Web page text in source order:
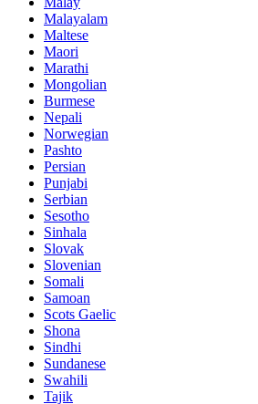
Malayalam
Maltese
Maori
Marathi
Mongolian
Burmese
Nepali
Norwegian
Pashto
Persian
Punjabi
Serbian
Sesotho
Sinhala
Slovak
Slovenian
Somali
Samoan
Scots Gaelic
Shona
Sindhi
Sundanese
Swahili
Tajik